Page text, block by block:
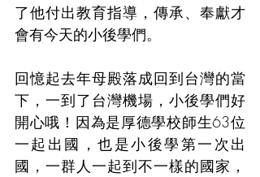
了他付出教育指導，傳承、奉獻才
會有今天的小後學們。
回憶起去年母殿落成回到台灣的當
下，一到了台灣機場，小後學們好
開心哦！因為是厚德學校師生63位
一起出國，也是小後學第一次出
國，一群人一起到不一樣的國家，